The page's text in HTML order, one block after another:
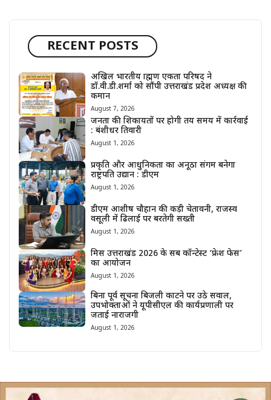
RECENT POSTS
अखिल भारतीय ब्राह्मण एकता परिषद ने
डॉ.वी.डी.शर्मा को सौंपी उत्तराखंड प्रदेश अध्यक्ष की
कमान
August 7, 2026
जनता की शिकायतों पर होगी तय समय में कार्रवाई
: बंशीधर तिवारी
August 1, 2026
प्रकृति और आधुनिकता का अनूठा संगम बनेगा
राष्ट्रपति उद्यान : डीएम
August 1, 2026
डीएम आशीष चौहान की कड़ी चेतावनी, राजस्व
वसूली में ढिलाई पर बरतेगी सख्ती
August 1, 2026
मिस उत्तराखंड 2026 के सब कॉन्टेस्ट ‘फ्रेश फेस’
का आयोजन
August 1, 2026
बिना पूर्व सूचना बिजली काटने पर उठे सवाल,
उपभोक्ताओं ने यूपीसीएल की कार्यप्रणाली पर
जताई नाराजगी
August 1, 2026